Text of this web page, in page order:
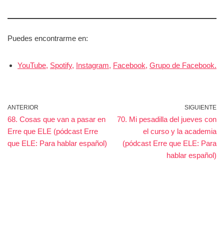
Puedes encontrarme en:
YouTube, Spotify, Instagram, Facebook, Grupo de Facebook.
ANTERIOR
68. Cosas que van a pasar en
Erre que ELE (pódcast Erre
que ELE: Para hablar español)
SIGUIENTE
70. Mi pesadilla del jueves con
el curso y la academia
(pódcast Erre que ELE: Para
hablar español)